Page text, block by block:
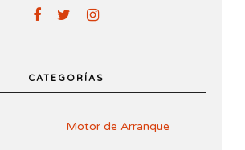
CATEGORÍAS
Motor de Arranque